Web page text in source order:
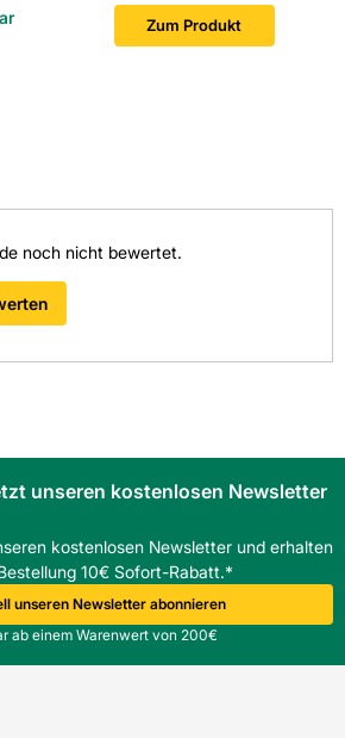
Ja
Zum Produkt
noch nicht bewertet.
unseren kostenlosen Newsletter
kostenlosen Newsletter und erhalten
10€ Sofort-Rabatt.*
unseren Newsletter abonnieren
ab einem Warenwert von 200€